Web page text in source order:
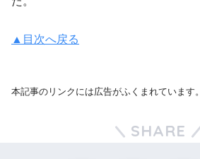
▲目次へ戻る
本記事のリンクには広告がふくまれています。
SHARE